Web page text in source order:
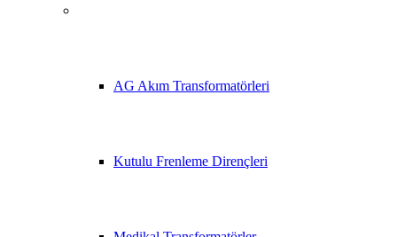
AG Akım Transformatörleri
Kutulu Frenleme Dirençleri